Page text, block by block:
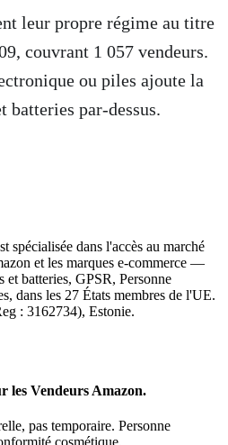
leur propre régime au titre
couvrant 1 057 vendeurs.
ou piles ajoute la
batteries par-dessus.
dans l'accès au marché
et les marques e-commerce —
batteries, GPSR, Personne
dans les 27 États membres de l'UE.
: 3162734), Estonie.
les Vendeurs Amazon.
pas temporaire. Personne
cosmétique.